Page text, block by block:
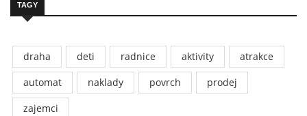
TAGY
draha deti radnice aktivity
atrakce
automat
naklady povrch
prodej
zajemci